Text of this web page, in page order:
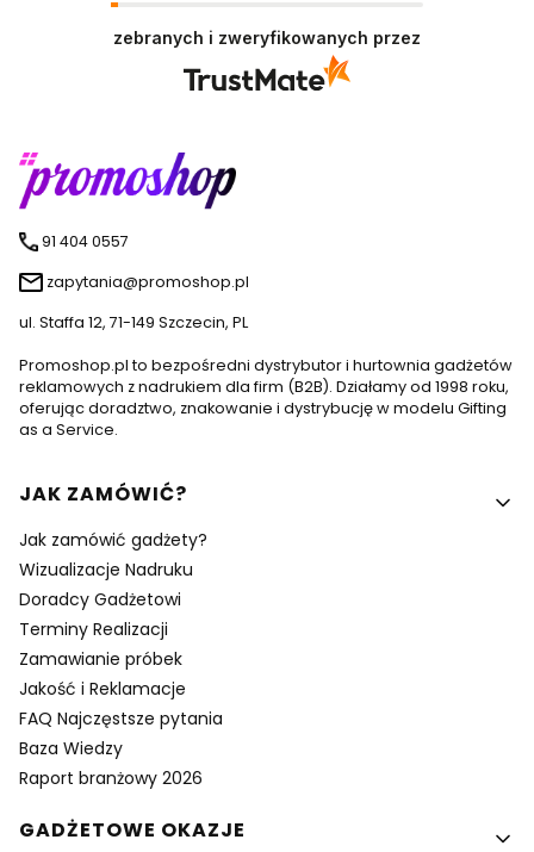
zebranych i zweryfikowanych przez
91 404 0557
zapytania@promoshop.pl
ul. Staffa 12, 71-149 Szczecin, PL
Promoshop.pl to bezpośredni dystrybutor i hurtownia gadżetów
reklamowych z nadrukiem dla firm (B2B). Działamy od 1998 roku,
oferując doradztwo, znakowanie i dystrybucję w modelu Gifting
as a Service.
Linki w stopce
JAK ZAMÓWIĆ?
Jak zamówić gadżety?
Wizualizacje Nadruku
Doradcy Gadżetowi
Terminy Realizacji
Zamawianie próbek
Jakość i Reklamacje
FAQ Najczęstsze pytania
Baza Wiedzy
Raport branżowy 2026
GADŻETOWE OKAZJE